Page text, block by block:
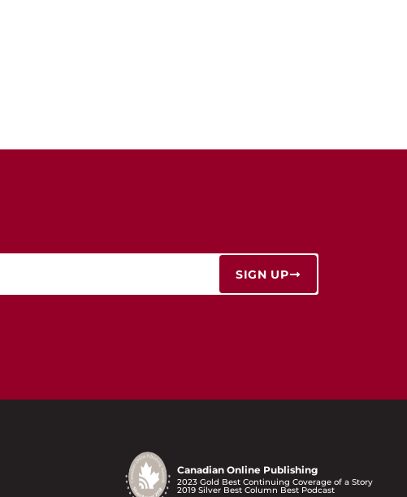
SIGN UP
Canadian Online Publishing
2023 Gold Best Continuing Coverage of a Story
2019 Silver Best Column Best Podcast